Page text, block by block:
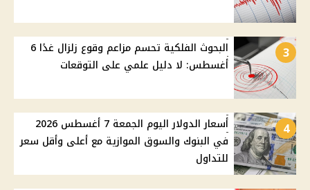
3
البحوث الفلكية تحسم مزاعم وقوع زلزال غدًا 6
أغسطس: لا دليل علمي على التوقعات
4
أسعار الدولار اليوم الجمعة 7 أغسطس 2026
في البنوك والسوق الموازية مع أعلى وأقل سعر
للتداول